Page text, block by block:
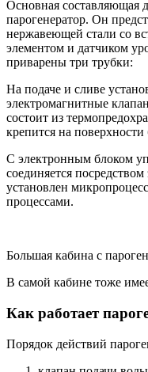
Основная составляющая
парогенератор. Он
нержавеющей стали со
элементом и датчиком
приварены три трубки:
На подаче и сливе
электромагнитные
состоит из
крепится на
С электронным блоком
соединяется
установлен
процессами.
Большая кабина с
В самой кабине тоже
Как работает
Порядок действий